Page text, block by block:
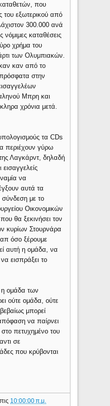
που
του εξωτερικού από
300.000 ανά
καταθέσεις
χρήμα του
των Ολυμπιακών.
καν από το
στην
Μπρη και
χρόνια μετά.
τα CDs
περιέχουν γύρω
Λαγκάρντ, δηλαδή
να
αυτά τα
σύνδεση με το
Οικονομικών
θα ξεκινήσει τον
κυρίων Στουρνάρα
όσο ξέρουμε
αυτή η ομάδα, να
εισπράξει το
ομάδα των
ούτε ομάδα, ούτε
μπορεί
να παίρνει
πετυχημένο του
σε
που κρύβονται
10:00:00 π.μ.